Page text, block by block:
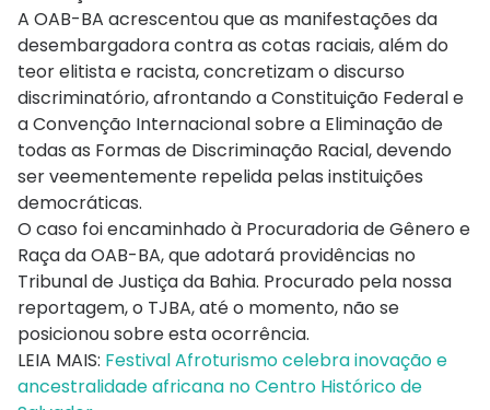
A OAB-BA acrescentou que as manifestações da
desembargadora contra as cotas raciais, além do
teor elitista e racista, concretizam o discurso
discriminatório, afrontando a Constituição Federal e
a Convenção Internacional sobre a Eliminação de
todas as Formas de Discriminação Racial, devendo
ser veementemente repelida pelas instituições
democráticas.
O caso foi encaminhado à Procuradoria de Gênero e
Raça da OAB-BA, que adotará providências no
Tribunal de Justiça da Bahia. Procurado pela nossa
reportagem, o TJBA, até o momento, não se
posicionou sobre esta ocorrência.
LEIA MAIS: Festival Afroturismo celebra inovação e
ancestralidade africana no Centro Histórico de